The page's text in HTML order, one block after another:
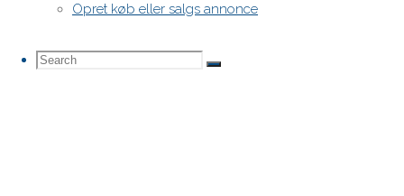
Opret køb eller salgs annonce
Search
Search
Search